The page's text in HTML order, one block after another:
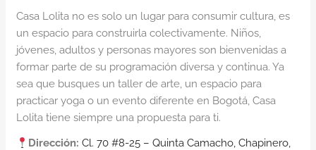
Casa Lolita no es solo un lugar para consumir cultura, es
un espacio para construirla colectivamente. Niños,
jóvenes, adultos y personas mayores son bienvenidas a
formar parte de su programación diversa y continua. Ya
sea que busques un taller de arte, un espacio para
practicar yoga o un evento diferente en Bogotá, Casa
Lolita tiene siempre una propuesta para ti.
Dirección: Cl. 70 #8-25 – Quinta Camacho, Chapinero,